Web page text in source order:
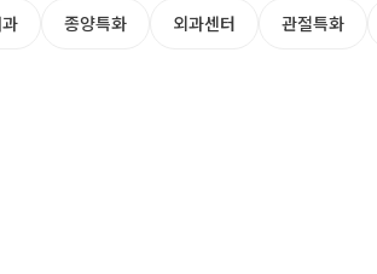
종양특화 외과센터 관절특화